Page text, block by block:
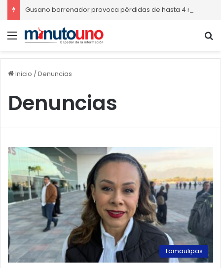
Menú
Inicio /Denuncias
Denuncias
Tamaulipas